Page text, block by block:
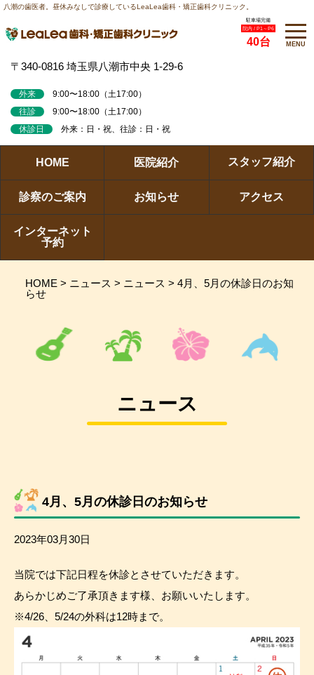
八潮の歯医者。昼休みなしで診療しているLeaLea歯科・矯正歯科クリニック。
〒340-0816 埼玉県八潮市中央 1-29-6
駐車場完備
院内 / P1～P6
40台 MENU
外来 9:00〜18:00（土17:00）
往診 9:00〜18:00（土17:00）
休診日 外来：日・祝、往診：日・祝
HOME 医院紹介 スタッフ紹介
診察のご案内 お知らせ アクセス
インターネット
予約
HOME > ニュース > ニュース >4月、5月の休診日のお知
らせ
ニュース
4月、5月の休診日のお知らせ
2023年03月30日
当院では下記日程を休診とさせていただきます。
あらかじめご了承頂きます様、お願いいたします。
※4/26、5/24の外科は12時まで。